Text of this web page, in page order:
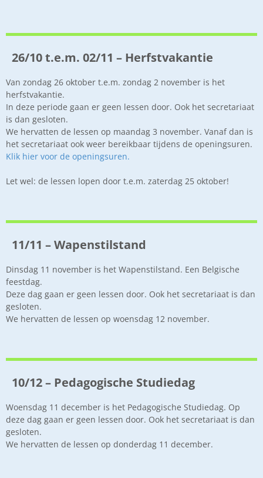
26/10 t.e.m. 02/11 – Herfstvakantie
Van zondag 26 oktober t.e.m. zondag 2 november is het
herfstvakantie.
In deze periode gaan er geen lessen door. Ook het secretariaat
is dan gesloten.
We hervatten de lessen op maandag 3 november. Vanaf dan is
het secretariaat ook weer bereikbaar tijdens de openingsuren.
Klik hier voor de openingsuren.
Let wel: de lessen lopen door t.e.m. zaterdag 25 oktober!
11/11 – Wapenstilstand
Dinsdag 11 november is het Wapenstilstand. Een Belgische
feestdag.
Deze dag gaan er geen lessen door. Ook het secretariaat is dan
gesloten.
We hervatten de lessen op woensdag 12 november.
10/12 – Pedagogische Studiedag
Woensdag 11 december is het Pedagogische Studiedag. Op
deze dag gaan er geen lessen door. Ook het secretariaat is dan
gesloten.
We hervatten de lessen op donderdag 11 december.